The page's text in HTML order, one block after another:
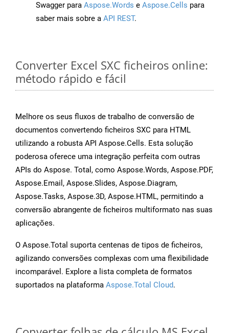
Swagger para Aspose.Words e Aspose.Cells para
saber mais sobre a API REST.
Converter Excel SXC ficheiros online:
método rápido e fácil
Melhore os seus fluxos de trabalho de conversão de
documentos convertendo ficheiros SXC para HTML
utilizando a robusta API Aspose.Cells. Esta solução
poderosa oferece uma integração perfeita com outras
APIs do Aspose. Total, como Aspose.Words, Aspose.PDF,
Aspose.Email, Aspose.Slides, Aspose.Diagram,
Aspose.Tasks, Aspose.3D, Aspose.HTML, permitindo a
conversão abrangente de ficheiros multiformato nas suas
aplicações.
O Aspose.Total suporta centenas de tipos de ficheiros,
agilizando conversões complexas com uma flexibilidade
incomparável. Explore a lista completa de formatos
suportados na plataforma Aspose.Total Cloud.